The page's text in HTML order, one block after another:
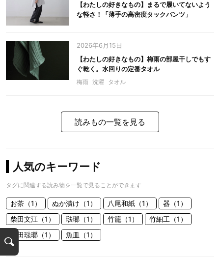
【わたしの好きなもの】まるで履いてないよう
な軽さ！「薄手の高密度タックパンツ」
2026年6月15日
【わたしの好きなもの】梅雨の部屋干しでもす
ぐ乾く。水回りの定番タオル
梅雨 洗濯 タオル
読みもの一覧を見る
人気のキーワード
タグに関連する読み物を一覧で見ることができます
お茶（1） ぬか漬け（1） 八尾和紙（1）
器（1）
柴田文江（1）
琺瑯（1） 竹籠（1）
竹細工（1）
野田琺瑯（1）
魚皿（1）
検